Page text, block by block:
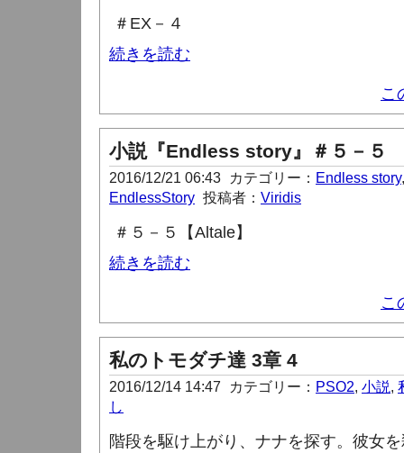
＃ EX －４
続きを読む
こ
小説『Endless story』＃５－５
2016/12/21 06:43 カテゴリー： Endless story
EndlessStory 投稿者： Viridis
＃５－５【Altale】
続きを読む
こ
私のトモダチ達 3章 4
2016/12/14 14:47 カテゴリー： PSO2, 小説,
し
階段を駆け上がり、ナナを探す。彼女